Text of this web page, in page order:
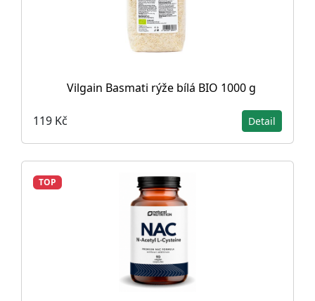
Vilgain Basmati rýže bílá BIO 1000 g
119 Kč Detail
TOP